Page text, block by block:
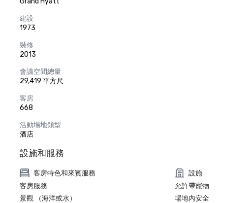
建設
1973
裝修
2013
會議空間總量
29,419 平方尺
客房
668
活動場地類型
酒店
設施和服務
客房特色和來賓服務
客房服務
景觀 （海洋或水）
設施
允許帶寵物
場地內安全